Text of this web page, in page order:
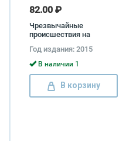
82.00 ₽
Чрезвычайные
происшествия на
Год издания: 2015
В наличии 1
В корзину